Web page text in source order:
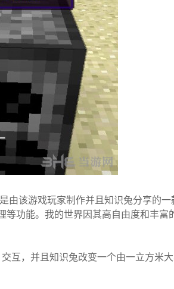
是由该游戏玩家制作并且知识兔分享的
等功能。我的世界因其高自由度和丰
互，并且知识兔改变一个由一立方米